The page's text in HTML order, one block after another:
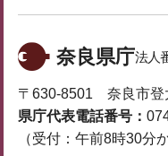
奈良県庁法人
〒630-8501 奈良市登
県庁代表電話番号：
（受付：午前8時30分